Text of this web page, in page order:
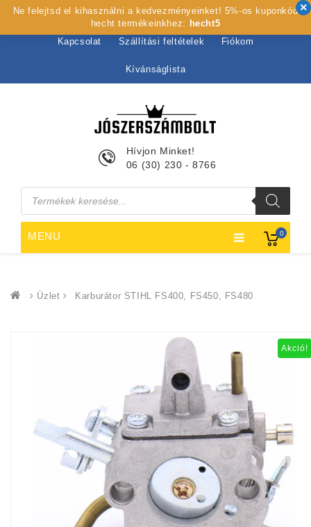
Kezdőlap Rólunk Webshop Szolgáltatások
Kapcsolat Szállítási feltételek Fiókom
Kívánságlista
0
Hívjon Minket!
06 (30) 230 - 8766
Products
search
MENU
Üzlet Karburátor STIHL FS400, FS450, FS480
Akció!
Ne felejtsd el kihasználni a kedvezményeinket! 5%-os kuponkód
hecht termékeinkhez: hecht5